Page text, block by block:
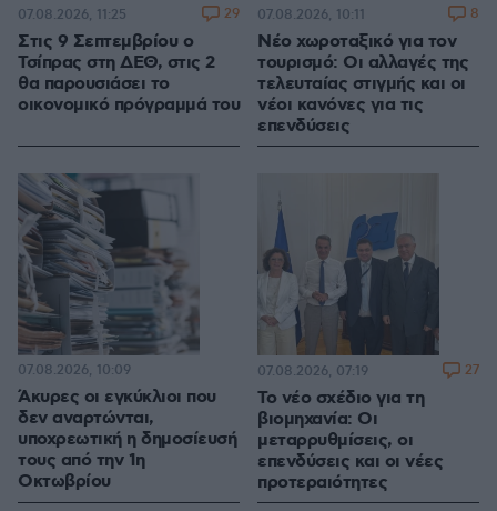
Στις 9 Σεπτεμβρίου ο
Τσίπρας στη ΔΕΘ, στις 2
θα παρουσιάσει το
οικονομικό πρόγραμμά του
07.08.2026, 11:25 29
Νέο χωροταξικό για τον
τουρισμό: Οι αλλαγές της
τελευταίας στιγμής και οι
νέοι κανόνες για τις
επενδύσεις
07.08.2026, 10:11 8
Άκυρες οι εγκύκλιοι που
δεν αναρτώνται,
υποχρεωτική η δημοσίευσή
τους από την 1η
Οκτωβρίου
07.08.2026, 10:09
Το νέο σχέδιο για τη
βιομηχανία: Οι
μεταρρυθμίσεις, οι
επενδύσεις και οι νέες
προτεραιότητες
07.08.2026, 07:19 27